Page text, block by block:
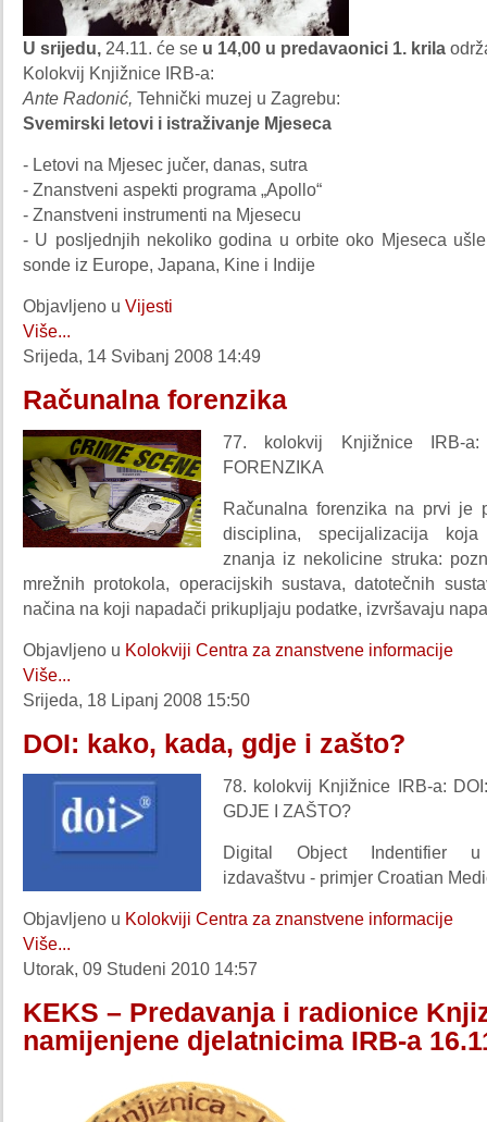
U srijedu, 24.11. će se u 14,00 u predavaonici 1. krila
Kolokvij Knjižnice IRB-a:
Ante Radonić, Tehnički muzej u Zagrebu:
Svemirski letovi i istraživanje Mjeseca
- Letovi na Mjesec jučer, danas, sutra
- Znanstveni aspekti programa „Apollo“
- Znanstveni instrumenti na Mjesecu
- U posljednjih nekoliko godina u orbite oko Mjeseca
sonde iz Europe, Japana, Kine i Indije
Objavljeno u Vijesti
Više...
Srijeda, 14 Svibanj 2008 14:49
Računalna forenzika
77. kolokvij Knjižnice IRB-a:
FORENZIKA
Računalna forenzika na prvi je
disciplina, specijalizacija
znanja iz nekolicine struka:
mrežnih protokola, operacijskih sustava, datotečnih
načina na koji napadači prikupljaju podatke, izvršavaju
Objavljeno u Kolokviji Centra za znanstvene informacije
Više...
Srijeda, 18 Lipanj 2008 15:50
DOI: kako, kada, gdje i zašto?
78. kolokvij Knjižnice IRB-a:
GDJE I ZAŠTO?
Digital Object Indentifier u
izdavaštvu - primjer Croatian
Objavljeno u Kolokviji Centra za znanstvene informacije
Više...
Utorak, 09 Studeni 2010 14:57
KEKS – Predavanja i radionice
namijenjene djelatnicima IRB-a